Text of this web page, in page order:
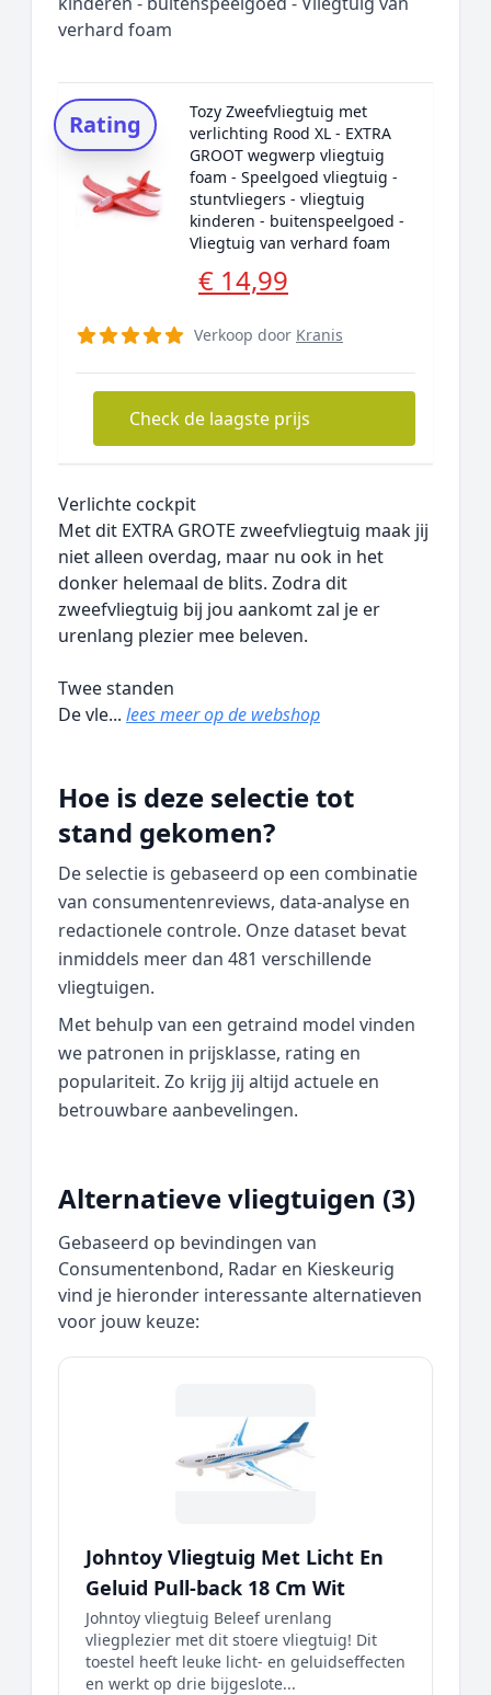
verhard foam
Rating
Tozy Zweefvliegtuig met
verlichting Rood XL - EXTRA
GROOT wegwerp vliegtuig
foam - Speelgoed vliegtuig -
stuntvliegers - vliegtuig
kinderen - buitenspeelgoed -
Vliegtuig van verhard foam
€ 14,99
Verkoop door Kranis
Check de laagste prijs
Verlichte cockpit
Met dit EXTRA GROTE zweefvliegtuig maak jij
niet alleen overdag, maar nu ook in het
donker helemaal de blits. Zodra dit
zweefvliegtuig bij jou aankomt zal je er
urenlang plezier mee beleven.
Twee standen
De vle... lees meer op de webshop
Hoe is deze selectie tot
stand gekomen?
De selectie is gebaseerd op een combinatie
van consumentenreviews, data‑analyse en
redactionele controle. Onze dataset bevat
inmiddels meer dan 481 verschillende
vliegtuigen.
Met behulp van een getraind model vinden
we patronen in prijsklasse, rating en
populariteit. Zo krijg jij altijd actuele en
betrouwbare aanbevelingen.
Alternatieve vliegtuigen (3)
Gebaseerd op bevindingen van
Consumentenbond, Radar en Kieskeurig
vind je hieronder interessante alternatieven
voor jouw keuze:
Johntoy Vliegtuig Met Licht En
Geluid Pull-back 18 Cm Wit
Johntoy vliegtuig Beleef urenlang
vliegplezier met dit stoere vliegtuig! Dit
toestel heeft leuke licht- en geluidseffecten
en werkt op drie bijgeslote...